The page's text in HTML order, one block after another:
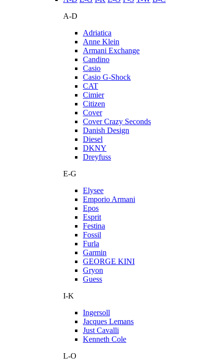
A-D
Adriatica
Anne Klein
Armani Exchange
Candino
Casio
Casio G-Shock
CAT
Cimier
Citizen
Cover
Cover Crazy Seconds
Danish Design
Diesel
DKNY
Dreyfuss
E-G
Elysee
Emporio Armani
Epos
Esprit
Festina
Fossil
Furla
Garmin
GEORGE KINI
Gryon
Guess
I-K
Ingersoll
Jacques Lemans
Just Cavalli
Kenneth Cole
L-O